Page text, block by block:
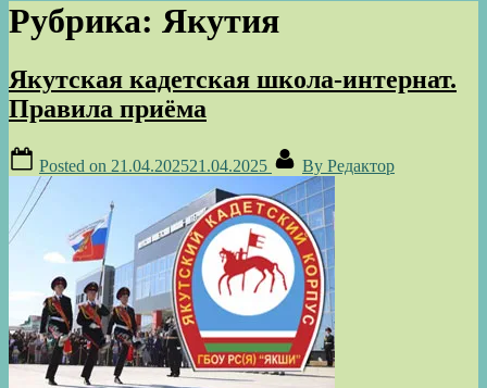
Рубрика: Якутия
Якутская кадетская школа-интернат.
Правила приёма
Posted on 21.04.202521.04.2025 By Редактор